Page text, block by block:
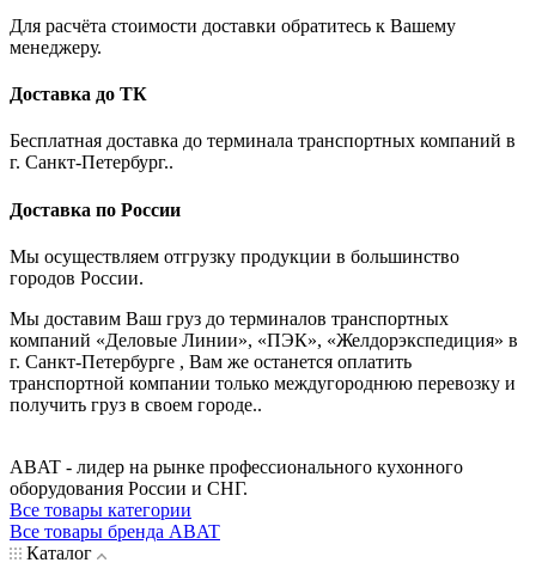
Для расчёта стоимости доставки обратитесь к Вашему
менеджеру.
Доставка до ТК
Бесплатная доставка до терминала транспортных компаний в
г. Санкт-Петербург..
Доставка по России
Мы осуществляем отгрузку продукции в большинство
городов России.
Мы доставим Ваш груз до терминалов транспортных
компаний «Деловые Линии», «ПЭК», «Желдорэкспедиция» в
г. Санкт-Петербурге , Вам же останется оплатить
транспортной компании только междугороднюю перевозку и
получить груз в своем городе..
ABAT - лидер на рынке профессионального кухонного
оборудования России и СНГ.
Все товары категории
Все товары бренда ABAT
Каталог